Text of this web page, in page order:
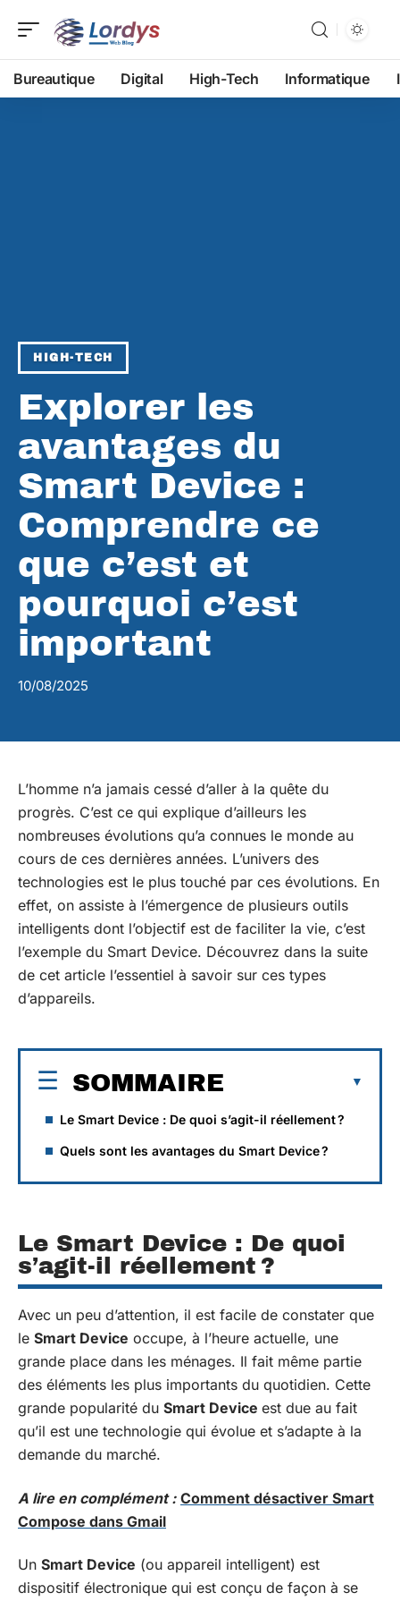
Bureautique Digital High-Tech Informatique
HIGH-TECH
Explorer les
avantages du
Smart Device :
Comprendre ce
que c’est et
pourquoi c’est
important
10/08/2025
L’homme n’a jamais cessé d’aller à la quête du
progrès. C’est ce qui explique d’ailleurs les
nombreuses évolutions qu’a connues le monde au
cours de ces dernières années. L’univers des
technologies est le plus touché par ces évolutions. En
effet, on assiste à l’émergence de plusieurs outils
intelligents dont l’objectif est de faciliter la vie, c’est
l’exemple du Smart Device. Découvrez dans la suite
de cet article l’essentiel à savoir sur ces types
d’appareils.
SOMMAIRE
Le Smart Device : De quoi s’agit-il réellement ?
Quels sont les avantages du Smart Device ?
Le Smart Device : De quoi
s’agit-il réellement ?
Avec un peu d’attention, il est facile de constater que
le Smart Device occupe, à l’heure actuelle, une
grande place dans les ménages. Il fait même partie
des éléments les plus importants du quotidien. Cette
grande popularité du Smart Device est due au fait
qu’il est une technologie qui évolue et s’adapte à la
demande du marché.
A lire en complément : Comment désactiver Smart
Compose dans Gmail
Un Smart Device (ou appareil intelligent) est
dispositif électronique qui est conçu de façon à se